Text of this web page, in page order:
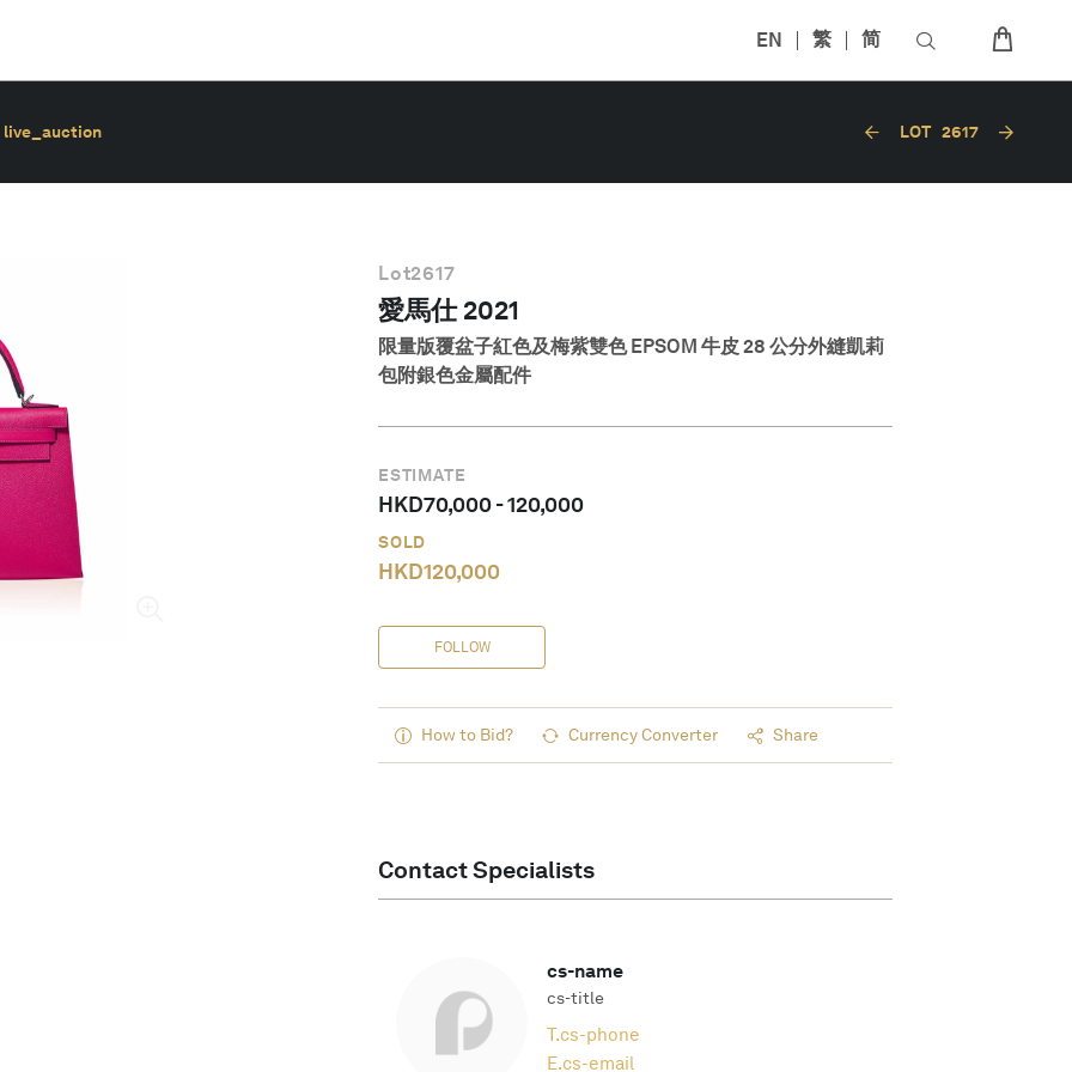
EN 繁 简
live_auction LOT 2617
Lot2617
愛馬仕 2021
限量版覆盆子紅色及梅紫雙色 EPSOM 牛皮 28 公分外縫凱莉
包附銀色金屬配件
ESTIMATE
HKD70,000-120,000
SOLD
HKD120,000
FOLLOW
How to Bid? Currency Converter Share
Contact Specialists
cs-name
cs-title
T.cs-phone
E.cs-email